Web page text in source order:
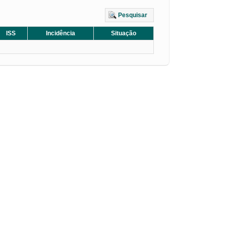
Pesquisar
ISS Incidência Situação